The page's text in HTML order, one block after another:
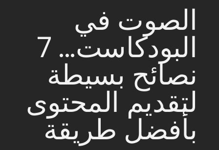
الصوت في
البودكاست... 7
نصائح بسيطة
لتقديم المحتوى
بأفضل طريقة